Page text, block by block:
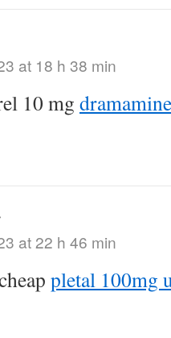
at 18 h 38 min
10 mg
at 22 h 46 min
pletal 100mg